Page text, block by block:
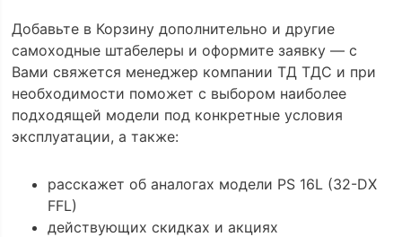
Добавьте в Корзину дополнительно и другие
самоходные штабелеры и оформите заявку — с
Вами свяжется менеджер компании ТД ТДС и при
необходимости поможет с выбором наиболее
подходящей модели под конкретные условия
эксплуатации, а также:
расскажет об аналогах модели PS 16L (32-DX
FFL)
действующих скидках и акциях